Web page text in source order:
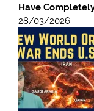
Have
28/03/2026